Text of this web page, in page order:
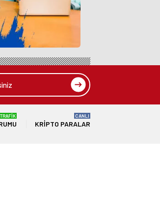
TRAFİK
KRIPTO PARALAR
CANLI